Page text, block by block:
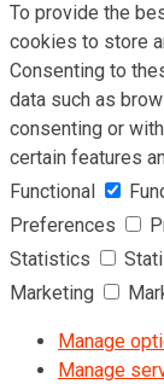
To provide the
cookies to store
Consenting to
data such as
consenting or
certain features
Functional
Preferences
Statistics
Marketing
Manage
Manage